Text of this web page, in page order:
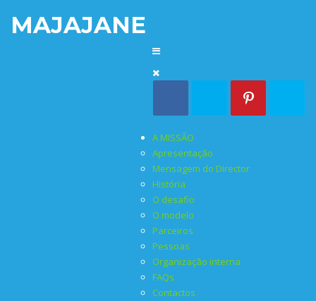
MAJAJANE
A MISSÃO
Apresentação
Mensagem do Director
História
O desafio
O modelo
Parceiros
Pessoas
Organização interna
FAQs
Contactos